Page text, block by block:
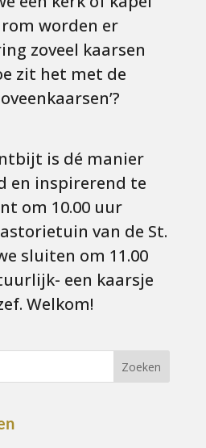
worden er
zoveel kaarsen
zit het met de
is dé manier
en inspirerend te
om 10.00 uur
van de St.
sluiten om 11.00
een kaarsje
Welkom!